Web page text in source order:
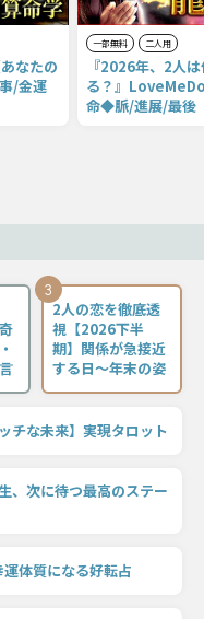
なたの
/金運
一部無料 二人用
『2026年、2人
る？』
命◆脈/進展/最後
3
2人の恋を徹底透
視【2026下半
期】関係が急接近
する日〜年末の姿
チな未来】実現タロット
、次に待つ最高のステー
運体質になる好転占